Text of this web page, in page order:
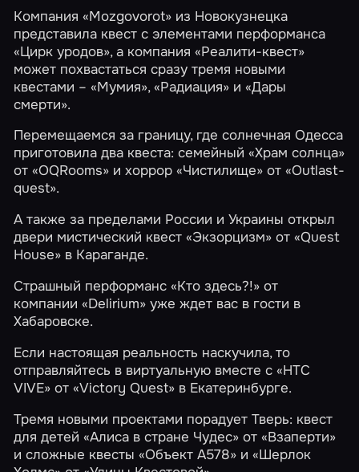
Компания«Mozgovorot» из Новокузнецка
представила квест с элементами перформанса
«Цирк уродов», а компания«Реалити-квест»
может похвастаться сразу тремя новыми
квестами –«Мумия»,«Радиация» и«Дары
смерти».
Перемещаемся за границу, где солнечная Одесса
приготовила два квеста: семейный«Храм солнца»
от«OQRooms» и хоррор«Чистилище» от«Outlast-
quest».
А также за пределами России и Украины открыл
двери мистический квест«Экзорцизм» от«Quest
House» в Караганде.
Страшный перформанс«Кто здесь?!» от
компании«Delirium» уже ждет вас в гости в
Хабаровске.
Если настоящая реальность наскучила, то
отправляйтесь в виртуальную вместе с«HTC
VIVE» от«Victory Quest» в Екатеринбурге.
Тремя новыми проектами порадует Тверь: квест
для детей«Алиса в стране Чудес» от «Взаперти»
и сложные квесты«Объект А578» и«Шерлок